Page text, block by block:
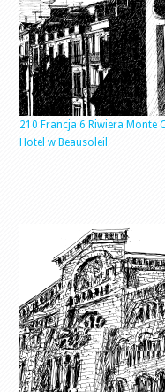
210 Francja 6 Riwiera Monte
Hotel w Beausoleil